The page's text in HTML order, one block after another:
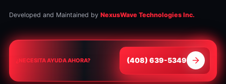
Developed and Maintained by NexusWave Technologies Inc.
¿NECESITA AYUDA AHORA? ⁦(408) 639-5349⁩